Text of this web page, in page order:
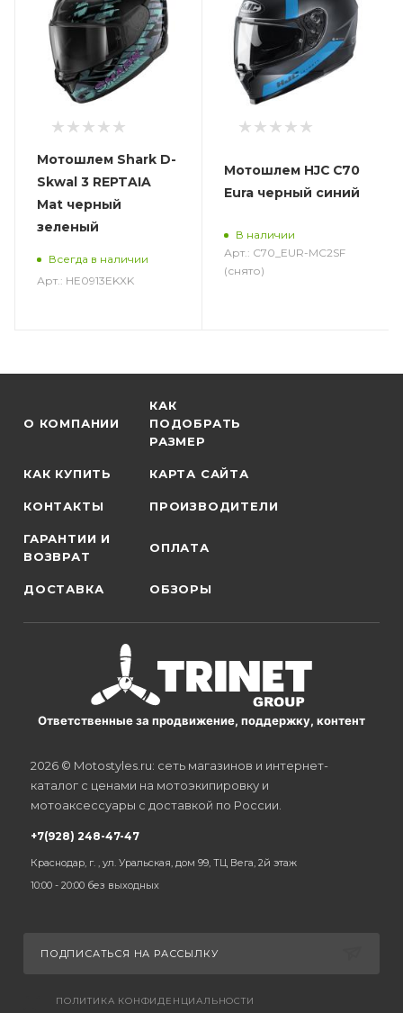
Мотошлем Shark D-
Skwal 3 REPTAIA
Mat черный
зеленый
Всегда в наличии
Арт.: HE0913EKXK
Мотошлем HJC C70
Eura черный синий
В наличии
Арт.: C70_EUR-MC2SF
(снято)
О КОМПАНИИ
КАК
ПОДОБРАТЬ
РАЗМЕР
КАК КУПИТЬ КАРТА САЙТА
КОНТАКТЫ ПРОИЗВОДИТЕЛИ
ГАРАНТИИ И
ВОЗВРАТ
ОПЛАТА
ДОСТАВКА ОБЗОРЫ
Ответственные за продвижение, поддержку, контент
2026 © Motostyles.ru: сеть магазинов и интернет-
каталог с ценами на мотоэкипировку и
мотоаксессуары с доставкой по России.
+7(928) 248-47-47
Краснодар, г. , ул. Уральская, дом 99, ТЦ Вега, 2й этаж
10:00 - 20:00 без выходных
ПОДПИСАТЬСЯ НА РАССЫЛКУ
ПОЛИТИКА КОНФИДЕНЦИАЛЬНОСТИ